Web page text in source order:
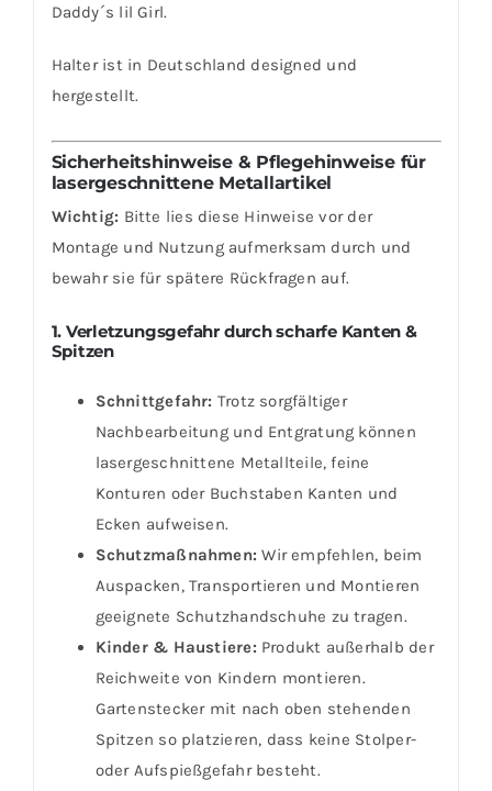
Daddy´s lil Girl.
Halter ist in Deutschland designed und
hergestellt.
Sicherheitshinweise & Pflegehinweise für
lasergeschnittene Metallartikel
Wichtig: Bitte lies diese Hinweise vor der
Montage und Nutzung aufmerksam durch und
bewahr sie für spätere Rückfragen auf.
1. Verletzungsgefahr durch scharfe Kanten &
Spitzen
Schnittgefahr: Trotz sorgfältiger
Nachbearbeitung und Entgratung können
lasergeschnittene Metallteile, feine
Konturen oder Buchstaben Kanten und
Ecken aufweisen.
Schutzmaßnahmen: Wir empfehlen, beim
Auspacken, Transportieren und Montieren
geeignete Schutzhandschuhe zu tragen.
Kinder & Haustiere: Produkt außerhalb der
Reichweite von Kindern montieren.
Gartenstecker mit nach oben stehenden
Spitzen so platzieren, dass keine Stolper-
oder Aufspießgefahr besteht.